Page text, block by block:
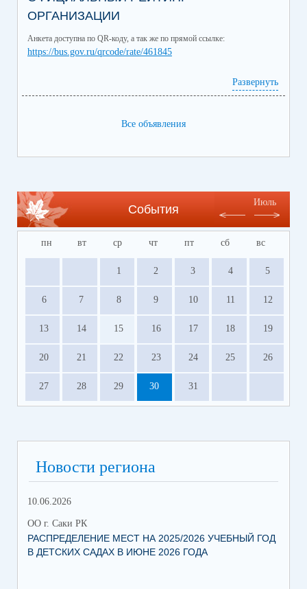
ОРГАНИЗАЦИИ
Анкета доступна по QR-коду, а так же по прямой ссылке:
https://bus.gov.ru/qrcode/rate/461845
Развернуть
Все объявления
События
Июль
пн вт ср чт пт сб вс
1 2 3 4 5
6 7 8 9 10 11 12
13 14 15 16 17 18 19
20 21 22 23 24 25 26
27 28 29 30 31
Новости региона
10.06.2026
ОО г. Саки РК
РАСПРЕДЕЛЕНИЕ МЕСТ НА 2025/2026 УЧЕБНЫЙ ГОД
В ДЕТСКИХ САДАХ В ИЮНЕ 2026 ГОДА